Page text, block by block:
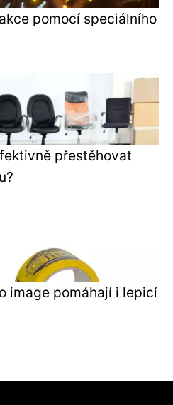
pomocí speciálního
přestěhovat
image pomáhají i lepicí